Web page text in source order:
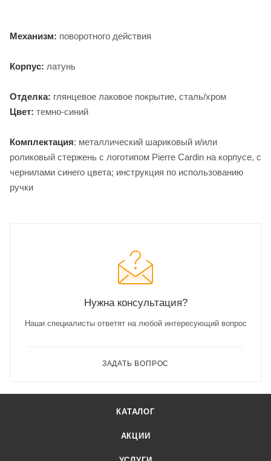
Механизм: поворотного действия
Корпус: латунь
Отделка: глянцевое лаковое покрытие, сталь/хром
Цвет: темно-синий
Комплектация: металлический шариковый и/или
роликовый стержень с логотипом Pierre Cardin на корпусе, с
чернилами синего цвета; инструкция по использованию
ручки
Нужна консультация?
Наши специалисты ответят на любой интересующий вопрос
ЗАДАТЬ ВОПРОС
КАТАЛОГ
АКЦИИ